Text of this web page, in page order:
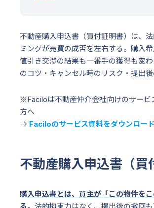
不動産購入申込書（買付証明書）は、
ミングが売買の成否を左右する。購入
値引き交渉の結果も一番手の獲得も変
のコツ・キャンセル時のリスク・提出
※Faciloは不動産仲介会社向けのサービ
方へ
⇒ Faciloのサービス資料をダウンロー
不動産購入申込書（買
購入申込書とは、買主が「この物件を
る。 法的拘束力はなく、提出後の撤回